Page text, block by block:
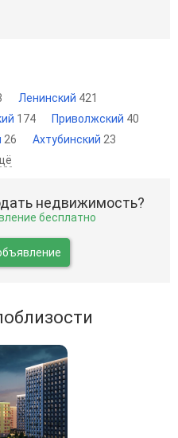
Ленинский 421
174 Приволжский 40
26 Ахтубинский 23
недвижимость?
бесплатно